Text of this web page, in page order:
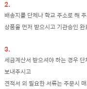
2.
배송지를 단체나 학교 주소로 해
상품을 먼저 받으시고 기관승인
3.
세금계산서 받으셔야 하는 경우
보내주시고
견적서 외 필요한 서류는 주문시